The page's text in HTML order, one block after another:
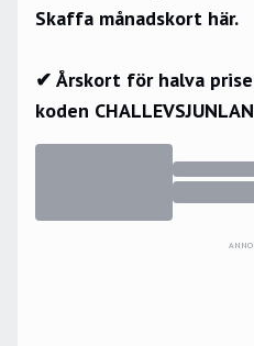
Skaffa månadskort här.
✔ Årskort för halva
koden